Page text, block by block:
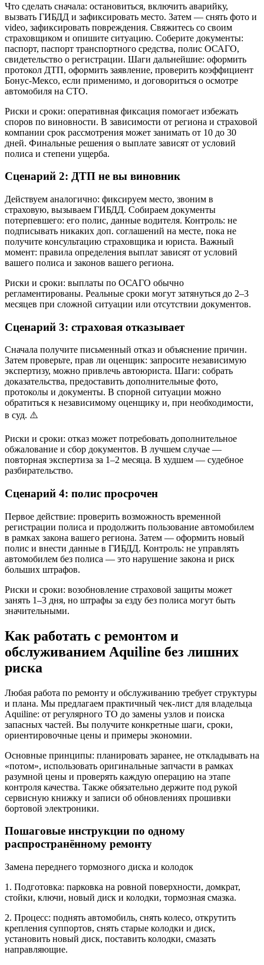
Что сделать сначала: остановиться, включить аварийку,
вызвать ГИБДД и зафиксировать место. Затем — снять фото и
video, зафиксировать повреждения. Свяжитесь со своим
страховщиком и опишите ситуацию. Соберите документы:
паспорт, паспорт транспортного средства, полис ОСАГО,
свидетельство о регистрации. Шаги дальнейшие: оформить
протокол ДТП, оформить заявление, проверить коэффициент
Бонус-Мексо, если применимо, и договориться о осмотре
автомобиля на СТО.
Риски и сроки: оперативная фиксация помогает избежать
споров по виновности. В зависимости от региона и страховой
компании срок рассмотрения может занимать от 10 до 30
дней. Финальные решения о выплате зависят от условий
полиса и степени ущерба.
Сценарий 2: ДТП не вы виновник
Действуем аналогично: фиксируем место, звоним в
страховую, вызываем ГИБДД. Собираем документы
потерпевшего: его полис, данные водителя. Контроль: не
подписывать никаких доп. соглашений на месте, пока не
получите консультацию страховщика и юриста. Важный
момент: правила определения выплат зависят от условий
вашего полиса и законов вашего региона.
Риски и сроки: выплаты по ОСАГО обычно
регламентированы. Реальные сроки могут затянуться до 2–3
месяцев при сложной ситуации или отсутствии документов.
Сценарий 3: страховая отказывает
Сначала получите письменный отказ и объяснение причин.
Затем проверьте, прав ли оценщик: запросите независимую
экспертизу, можно привлечь автоюриста. Шаги: собрать
доказательства, предоставить дополнительные фото,
протоколы и документы. В спорной ситуации можно
обратиться к независимому оценщику и, при необходимости,
в суд. ⚠️
Риски и сроки: отказ может потребовать дополнительное
обжалование и сбор документов. В лучшем случае —
повторная экспертиза за 1–2 месяца. В худшем — судебное
разбирательство.
Сценарий 4: полис просрочен
Первое действие: проверить возможность временной
регистрации полиса и продолжить пользование автомобилем
в рамках закона вашего региона. Затем — оформить новый
полис и внести данные в ГИБДД. Контроль: не управлять
автомобилем без полиса — это нарушение закона и риск
больших штрафов.
Риски и сроки: возобновление страховой защиты может
занять 1–3 дня, но штрафы за езду без полиса могут быть
значительными.
Как работать с ремонтом и
обслуживанием Aquiline без лишних
риска
Любая работа по ремонту и обслуживанию требует структуры
и плана. Мы предлагаем практичный чек-лист для владельца
Aquiline: от регулярного ТО до замены узлов и поиска
запасных частей. Вы получите конкретные шаги, сроки,
ориентировочные цены и примеры экономии.
Основные принципы: планировать заранее, не откладывать на
«потом», использовать оригинальные запчасти в рамках
разумной цены и проверять каждую операцию на этапе
контроля качества. Также обязательно держите под рукой
сервисную книжку и записи об обновлениях прошивки
бортовой электроники.
Пошаговые инструкции по одному
распространённому ремонту
Замена переднего тормозного диска и колодок
1. Подготовка: парковка на ровной поверхности, домкрат,
стойки, ключи, новый диск и колодки, тормозная смазка.
2. Процесс: поднять автомобиль, снять колесо, открутить
крепления суппортов, снять старые колодки и диск,
установить новый диск, поставить колодки, смазать
направляющие.